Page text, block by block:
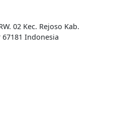
02 Kec. Rejoso Kab.
67181 Indonesia